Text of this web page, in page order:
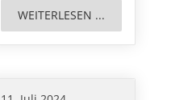
WEITERLESEN ...